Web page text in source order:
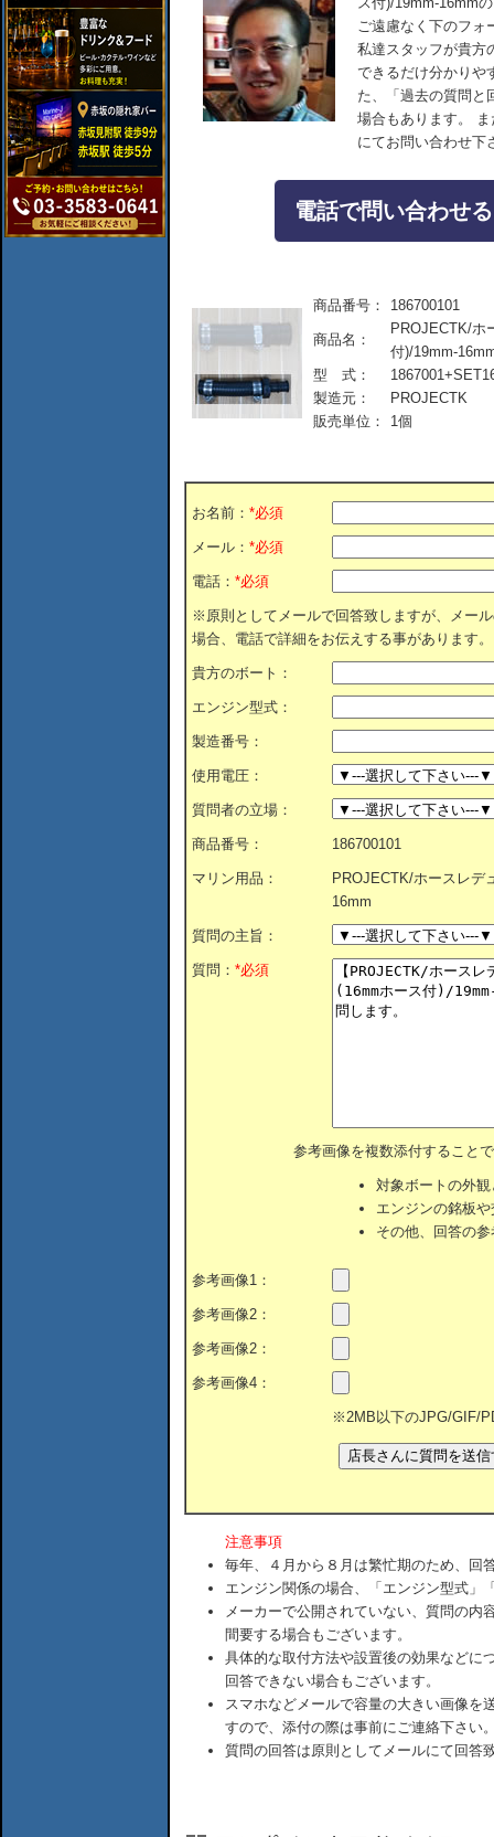
ご遠慮なく下のフォ
私達スタッフが貴方
できるだけ分かりや
た、「過去の質問と
場合もあります。
にてお問い合わせ下
電話で問い合わせ
商品番号： 186700101
商品名：
PROJECTK/ホ
付)/19mm-
型 式：
製造元：
PROJECTK
販売単位：
1個
お名前： *必須
メール： *必須
電話： *必須
※原則としてメールで回答致しますが、メー
場合、電話で詳細をお伝えする事があります。
貴方のボート：
エンジン型式：
製造番号：
使用電圧：
質問者の立場：
商品番号： 186700101
マリン用品：
PROJECTK/ホースレデ
16mm
質問の主旨：
質問： *必須
参考画像を複数添付すること
対象ボートの外
エンジンの銘板
その他、回答の
参考画像1：
参考画像2：
参考画像2：
参考画像4：
※2MB以下のJPG/GIF/
注意事項
毎年、４月から８月は繁忙期のため、回
エンジン関係の場合、「エンジン型式」
メーカーで公開されていない、質問の内
間要する場合もございます。
具体的な取付方法や設置後の効果などに
回答できない場合もございます。
スマホなどメールで容量の大きい画像を
すので、添付の際は事前にご連絡下さい
質問の回答は原則としてメールにて回答